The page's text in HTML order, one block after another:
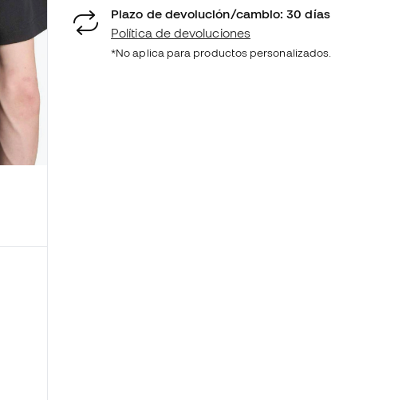
Plazo de devolución/cambio: 30 días
Política de devoluciones
*No aplica para productos personalizados.